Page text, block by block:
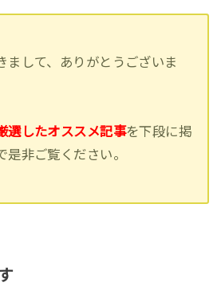
まして、ありがとうございま
選したオススメ記事を下段に掲
是非ご覧ください。